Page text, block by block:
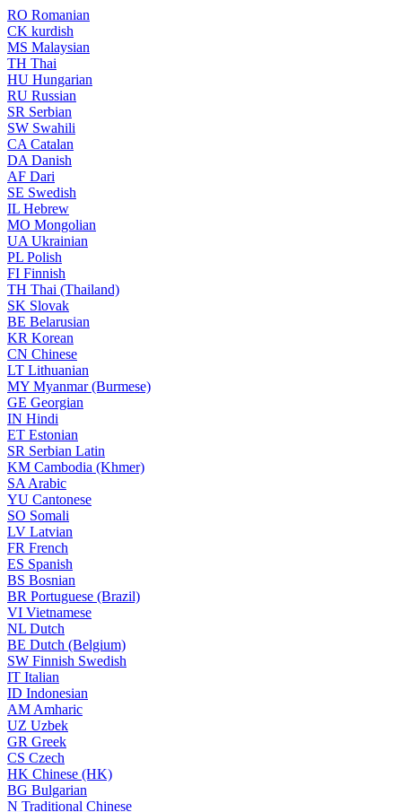
RO Romanian
CK kurdish
MS Malaysian
TH Thai
HU Hungarian
RU Russian
SR Serbian
SW Swahili
CA Catalan
DA Danish
AF Dari
SE Swedish
IL Hebrew
MO Mongolian
UA Ukrainian
PL Polish
FI Finnish
TH Thai (Thailand)
SK Slovak
BE Belarusian
KR Korean
CN Chinese
LT Lithuanian
MY Myanmar (Burmese)
GE Georgian
IN Hindi
ET Estonian
SR Serbian Latin
KM Cambodia (Khmer)
SA Arabic
YU Cantonese
SO Somali
LV Latvian
FR French
ES Spanish
BS Bosnian
BR Portuguese (Brazil)
VI Vietnamese
NL Dutch
BE Dutch (Belgium)
SW Finnish Swedish
IT Italian
ID Indonesian
AM Amharic
UZ Uzbek
GR Greek
CS Czech
HK Chinese (HK)
BG Bulgarian
N Traditional Chinese